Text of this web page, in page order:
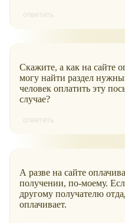
ответить
Скажите, а как на сайте
могу найти раздел
человек оплатить эту
случае?
ответить
А разве на сайте
получении, по-моему.
другому получателю
оплачивает.